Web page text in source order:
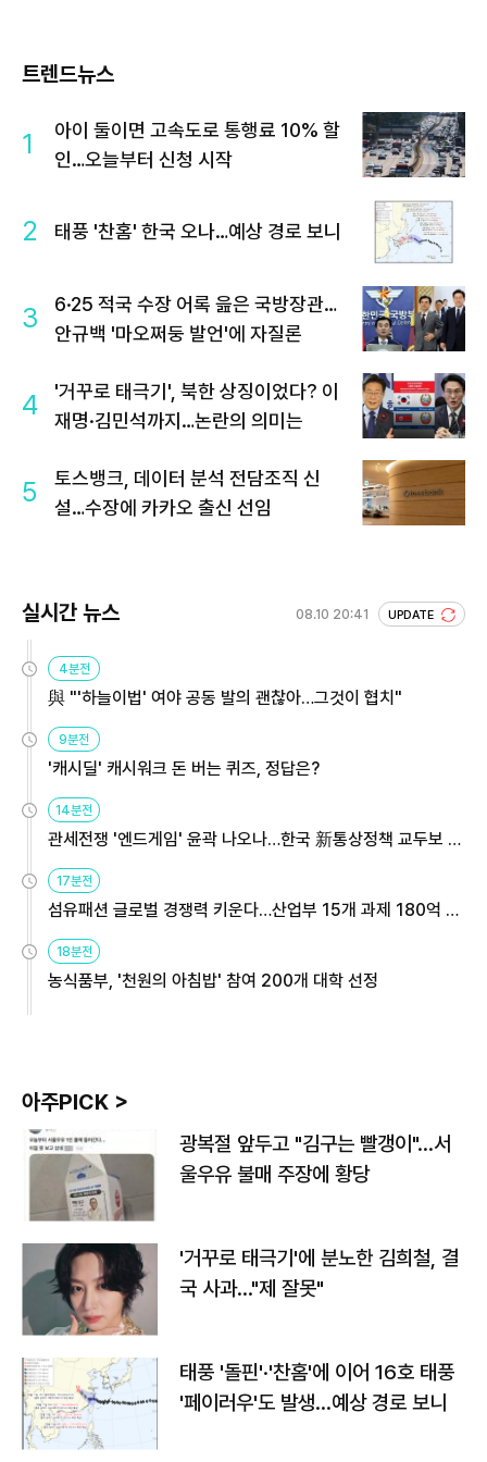
트렌드뉴스
1
아이 둘이면 고속도로 통행료 10% 할
인…오늘부터 신청 시작
2 태풍 '찬홈' 한국 오나…예상 경로 보니
3
6·25 적국 수장 어록 읊은 국방장관…
안규백 '마오쩌둥 발언'에 자질론
4
'거꾸로 태극기', 북한 상징이었다? 이
재명·김민석까지…논란의 의미는
5
토스뱅크, 데이터 분석 전담조직 신
설…수장에 카카오 출신 선임
실시간 뉴스 08.10 20:41 UPDATE
4분전
與 "'하늘이법' 여야 공동 발의 괜찮아…그것이 협치"
9분전
'캐시딜' 캐시워크 돈 버는 퀴즈, 정답은?
14분전
관세전쟁 '엔드게임' 윤곽 나오나…한국 新통상정책 교두보 활
17분전
섬유패션 글로벌 경쟁력 키운다…산업부 15개 과제 180억 지
18분전
농식품부, '천원의 아침밥' 참여 200개 대학 선정
아주PICK >
광복절 앞두고 "김구는 빨갱이"…서
울우유 불매 주장에 황당
'거꾸로 태극기'에 분노한 김희철, 결
국 사과…"제 잘못"
태풍 '돌핀'·'찬홈'에 이어 16호 태풍
'페이러우'도 발생…예상 경로 보니